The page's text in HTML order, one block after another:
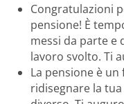
Congratulazioni
pensione! È
messi da parte e
lavoro svolto. Ti
La pensione è
ridisegnare la